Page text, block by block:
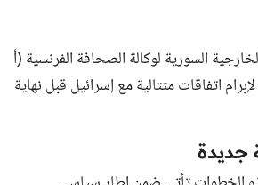
السورية لوكالة الصحافة الفرنسية (أ
اتفاقات متتالية مع إسرائيل قبل نهاية